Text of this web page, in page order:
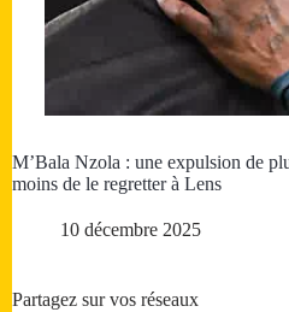
M’Bala Nzola : une expulsion de
moins de le regretter à Lens
10 décembre 2025
Partagez sur vos réseaux